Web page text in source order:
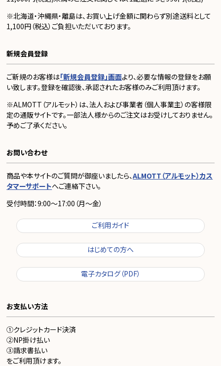
※北海道・沖縄県・離島は、お買い上げ金額に関わらず別途送料として
1,100円（税込）ご負担いただいております。
新規会員登録
ご新規のお客様は「新規会員登録」画面より、必要な情報の登録をお願
い致します。登録を確認後、承認されたお客様のみご利用頂けます。
※ALMOTT（アルモット）は、法人および事業者（個人事業主）の客様限
定の通販サイトです。一部法人様からのご注文はお受けしておりません。
予めご了承ください。
お問い合わせ
商品や本サイトのご質問が御座いましたら、ALMOTT（アルモット）カス
タマーサポートへご連絡下さい。
受付時間：9:00～17:00（月～金）
ご利用ガイド
はじめての方へ
電子カタログ（PDF）
お支払い方法
①クレジットカード決済
②NP掛け払い
③請求書払い
をご利用頂けます。